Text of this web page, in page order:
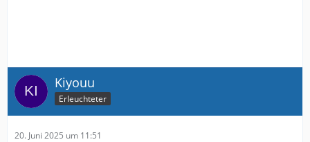
Kiyouu
Erleuchteter
20. Juni 2025 um 11:51